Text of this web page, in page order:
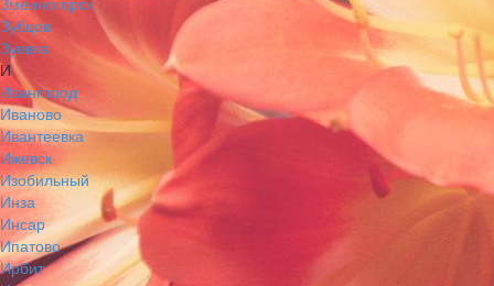
Зубцов
Зуевка
И
Ивангород
Иваново
Ивантеевка
Ижевск
Изобильный
Инза
Инсар
Ипатово
Ирбит